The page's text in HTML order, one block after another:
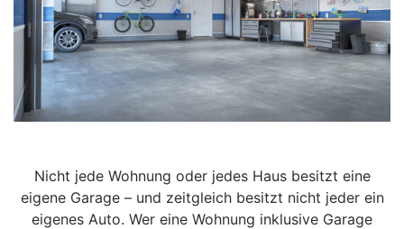
Nicht jede Wohnung oder jedes Haus besitzt eine
eigene Garage – und zeitgleich besitzt nicht jeder ein
eigenes Auto. Wer eine Wohnung inklusive Garage